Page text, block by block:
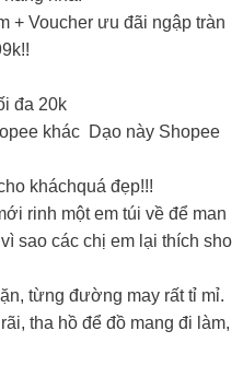
+ Voucher ưu đãi ngập tràn
đa 20k
khác Dạo này Shopee
kháchquá đẹp!!!
rinh một em túi về để man
sao các chị em lại thích sho
từng đường may rất tỉ mỉ.
tha hồ để đồ mang đi làm,